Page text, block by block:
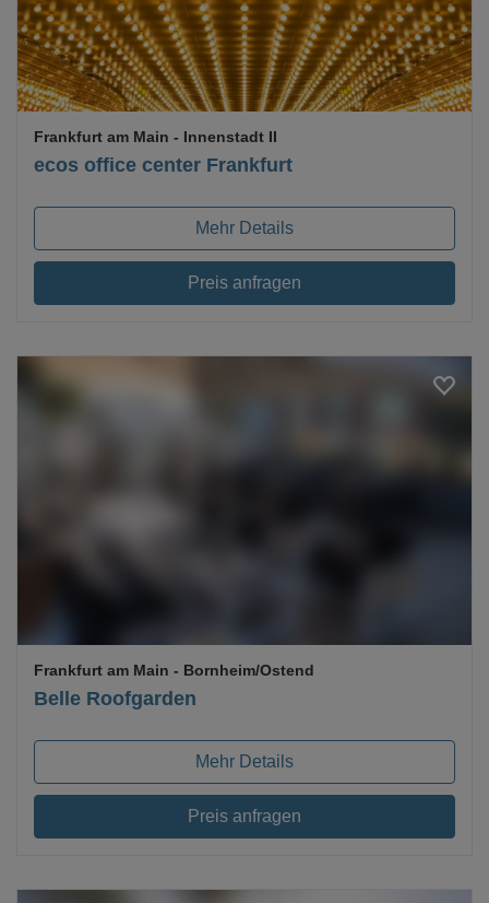
ecos office center Frankfurt
Frankfurt am Main - Innenstadt II
Mehr Details
Preis anfragen
Belle Roofgarden
Frankfurt am Main - Bornheim/Ostend
Mehr Details
Preis anfragen